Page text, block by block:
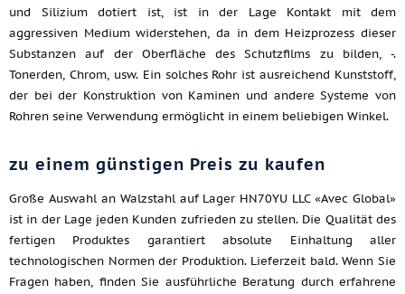
und Silizium dotiert ist, ist in der Lage Kontakt mit dem
aggressiven Medium widerstehen, da in dem Heizprozess dieser
Substanzen auf der Oberfläche des Schutzfilms zu bilden, -.
Tonerden, Chrom, usw. Ein solches Rohr ist ausreichend Kunststoff,
der bei der Konstruktion von Kaminen und andere Systeme von
Rohren seine Verwendung ermöglicht in einem beliebigen Winkel.
zu einem günstigen Preis zu kaufen
Große Auswahl an Walzstahl auf Lager HN70YU LLC «Avec Global»
ist in der Lage jeden Kunden zufrieden zu stellen. Die Qualität des
fertigen Produktes garantiert absolute Einhaltung aller
technologischen Normen der Produktion. Lieferzeit bald. Wenn Sie
Fragen haben, finden Sie ausführliche Beratung durch erfahrene